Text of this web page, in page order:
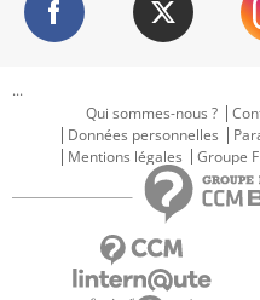
...
Qui sommes-nous ?
Données personnelles
Mentions légales
Groupe